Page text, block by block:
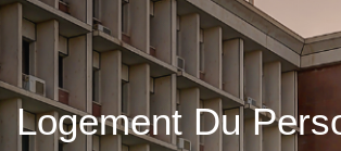
Logement Du